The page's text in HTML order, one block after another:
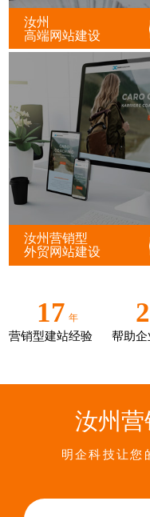
汝州
高端网站建设
汝州营销型
外贸网站建设
17 年
营销型建站经验 帮助
汝州营
明企科技让您